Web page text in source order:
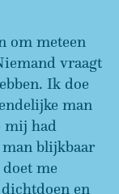
om meteen
vraagt
Ik doe
man
mij had
man blijkbaar
me
en